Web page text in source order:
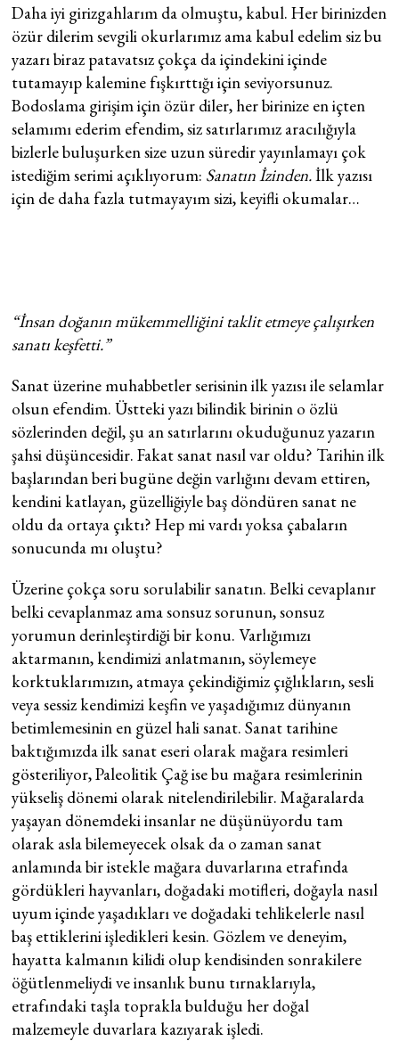
Daha iyi girizgahlarım da olmuştu, kabul. Her birinizden
özür dilerim sevgili okurlarımız ama kabul edelim siz bu
yazarı biraz patavatsız çokça da içindekini içinde
tutamayıp kalemine fışkırttığı için seviyorsunuz.
Bodoslama girişim için özür diler, her birinize en içten
selamımı ederim efendim, siz satırlarımız aracılığıyla
bizlerle buluşurken size uzun süredir yayınlamayı çok
istediğim serimi açıklıyorum: Sanatın İzinden.İlk yazısı
için de daha fazla tutmayayım sizi, keyifli okumalar…
“İnsan doğanın mükemmelliğini taklit etmeye çalışırken
sanatı keşfetti.”
Sanat üzerine muhabbetler serisinin ilk yazısı ile selamlar
olsun efendim. Üstteki yazı bilindik birinin o özlü
sözlerinden değil, şu an satırlarını okuduğunuz yazarın
şahsi düşüncesidir. Fakat sanat nasıl var oldu? Tarihin ilk
başlarından beri bugüne değin varlığını devam ettiren,
kendini katlayan, güzelliğiyle baş döndüren sanat ne
oldu da ortaya çıktı? Hep mi vardı yoksa çabaların
sonucunda mı oluştu?
Üzerine çokça soru sorulabilir sanatın. Belki cevaplanır
belki cevaplanmaz ama sonsuz sorunun, sonsuz
yorumun derinleştirdiği bir konu. Varlığımızı
aktarmanın, kendimizi anlatmanın, söylemeye
korktuklarımızın, atmaya çekindiğimiz çığlıkların, sesli
veya sessiz kendimizi keşfin ve yaşadığımız dünyanın
betimlemesinin en güzel hali sanat. Sanat tarihine
baktığımızda ilk sanat eseri olarak mağara resimleri
gösteriliyor, Paleolitik Çağ ise bu mağara resimlerinin
yükseliş dönemi olarak nitelendirilebilir. Mağaralarda
yaşayan dönemdeki insanlar ne düşünüyordu tam
olarak asla bilemeyecek olsak da o zaman sanat
anlamında bir istekle mağara duvarlarına etrafında
gördükleri hayvanları, doğadaki motifleri, doğayla nasıl
uyum içinde yaşadıkları ve doğadaki tehlikelerle nasıl
baş ettiklerini işledikleri kesin. Gözlem ve deneyim,
hayatta kalmanın kilidi olup kendisinden sonrakilere
öğütlenmeliydi ve insanlık bunu tırnaklarıyla,
etrafındaki taşla toprakla bulduğu her doğal
malzemeyle duvarlara kazıyarak işledi.